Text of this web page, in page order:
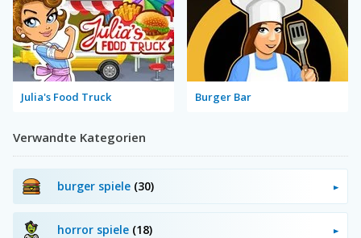
Julia's Food Truck Burger Bar
Verwandte Kategorien
burger spiele (30)
horror spiele (18)